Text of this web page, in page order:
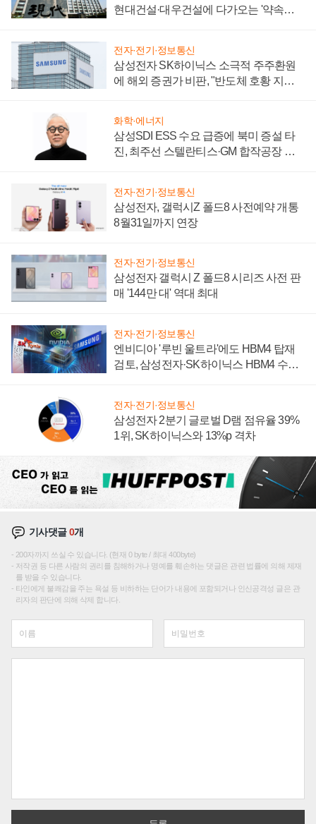
현대건설·대우건설에 다가오는 '약속의
전자·전기·정보통신
삼성전자 SK하이닉스 소극적 주주환원
에 해외 증권가 비판, "반도체 호황 지속
화학·에너지
삼성SDI ESS 수요 급증에 북미 증설 타
진, 최주선 스텔란티스·GM 합작공장 건
전자·전기·정보통신
삼성전자, 갤럭시Z 폴드8 사전예약 개통
8월31일까지 연장
전자·전기·정보통신
삼성전자 갤럭시 Z 폴드8 시리즈 사전 판
매 '144만 대' 역대 최대
전자·전기·정보통신
엔비디아 '루빈 울트라'에도 HBM4 탑재
검토, 삼성전자·SK하이닉스 HBM4 수율
전자·전기·정보통신
삼성전자 2분기 글로벌 D램 점유율 39%
1위, SK하이닉스와 13%p 격차
기사댓글0개
200자까지 쓰실 수 있습니다. (현재 0 byte / 최대 400byte)
저작권 등 다른 사람의 권리를 침해하거나 명예를 훼손하는 댓글은 관련 법률에 의해 제재
를 받을 수 있습니다.
타인에게 불쾌감을 주는 욕설 등 비하하는 단어가 내용에 포함되거나 인신공격성 글은 관
리자의 판단에 의해 삭제 합니다.